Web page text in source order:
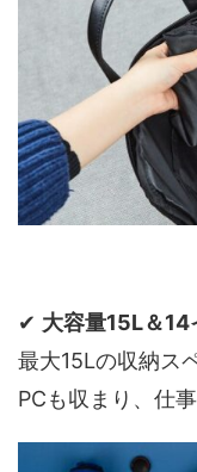
✔ 大容量15L＆
最大15Lの収納ス
PCも収まり、仕